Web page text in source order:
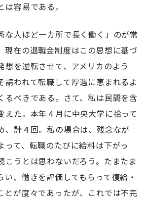
容易である。
な人ほど一カ所で長く働く」のが常
現在の退職金制度はこの思想に基づ
想を逆転させて、アメリカのよう
請われて転職して厚遇に恵まれるよ
るべきである。さて、私は民間を含
えた。本年４月に中央大学に拾って
、計４回。私の場合は、残念なが
って、転職のたびに給料は下がっ
こうとは思わないだろう。たまたま
い、働きを評価してもらって復給・
とが度々であったが、これでは不完